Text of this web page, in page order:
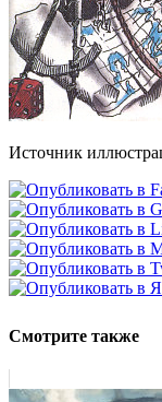
Источник
Смотрите также